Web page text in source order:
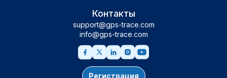
Контакты
support@gps-trace.com
info@gps-trace.com
Регистрация